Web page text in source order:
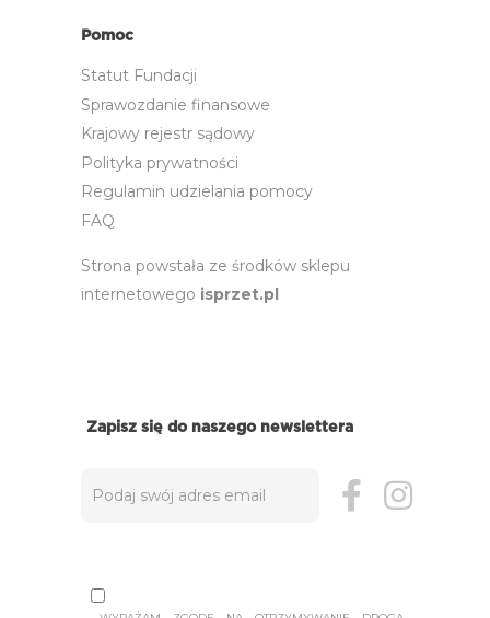
Pomoc
Statut Fundacji
Sprawozdanie finansowe
Krajowy rejestr sądowy
Polityka prywatności
Regulamin udzielania pomocy
FAQ
Strona powstała ze środków sklepu
internetowego isprzet.pl
Zapisz się do naszego newslettera